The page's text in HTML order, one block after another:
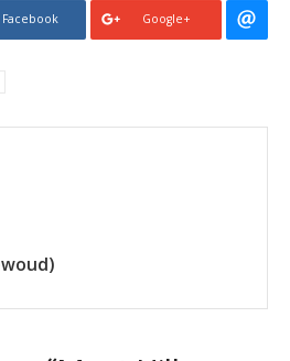
Facebook Google+